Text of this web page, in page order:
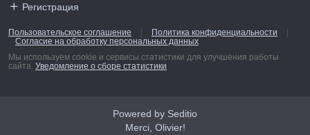
Регистрация
Пользовательское соглашение Политика конфиденциальности
Согласие на обработку персональных данных
Мы используем cookie и сервисы статистики для улучшения работы
сайта. Уведомление о сборе статистики
Powered by Seditio
Merci, Olivier!